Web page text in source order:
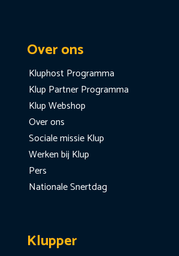
Over ons
Kluphost Programma
Klup Partner Programma
Klup Webshop
Over ons
Sociale missie Klup
Werken bij Klup
Pers
Nationale Snertdag
Klupper